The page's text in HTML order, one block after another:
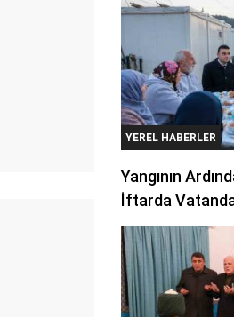
YEREL HABERLER
Yangının
İftarda